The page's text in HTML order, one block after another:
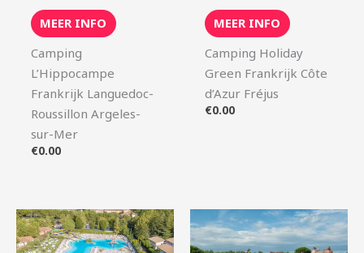
MEER INFO
Camping
L’Hippocampe
Frankrijk Languedoc-
Roussillon Argeles-
sur-Mer
€0.00
MEER INFO
Camping Holiday
Green Frankrijk Côte
d’Azur Fréjus
€0.00